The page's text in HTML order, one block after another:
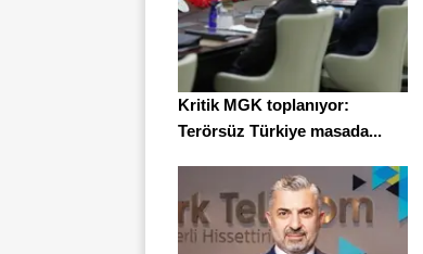
Kritik MGK toplanıyor:
Terörsüz Türkiye masada...